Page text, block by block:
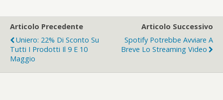
Articolo Precedente
Uniero: 22% Di Sconto Su
Tutti I Prodotti Il 9 E 10
Maggio
Articolo Successivo
Spotify Potrebbe Avviare A
Breve Lo Streaming Video